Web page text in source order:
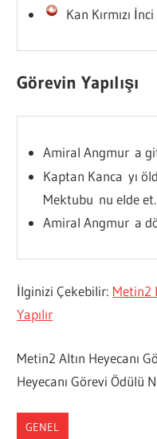
Kan Kırmızı İnci
Görevin Yapılışı
Amiral Angmur a
Kaptan Kanca yı
Mektubu nu elde et.
Amiral Angmur a
İlginizi Çekebilir: Metin2
Yapılır
Metin2 Altın Heyecanı
Heyecanı Görevi Ödülü
GENEL